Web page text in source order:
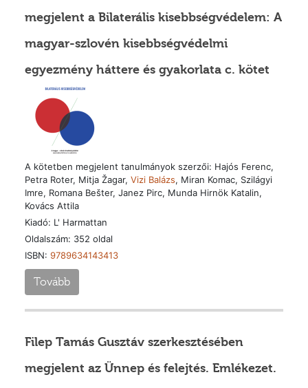
megjelent a Bilaterális kisebbségvédelem: A
magyar-szlovén kisebbségvédelmi
egyezmény háttere és gyakorlata c. kötet
A kötetben megjelent tanulmányok szerzői: Hajós Ferenc,
Petra Roter, Mitja Žagar, Vizi Balázs, Miran Komac, Szilágyi
Imre, Romana Bešter, Janez Pirc, Munda Hirnök Katalin,
Kovács Attila
Kiadó: L' Harmattan
Oldalszám: 352 oldal
ISBN: 9789634143413
Tovább
Filep Tamás Gusztáv szerkesztésében
megjelent az Ünnep és felejtés. Emlékezet.